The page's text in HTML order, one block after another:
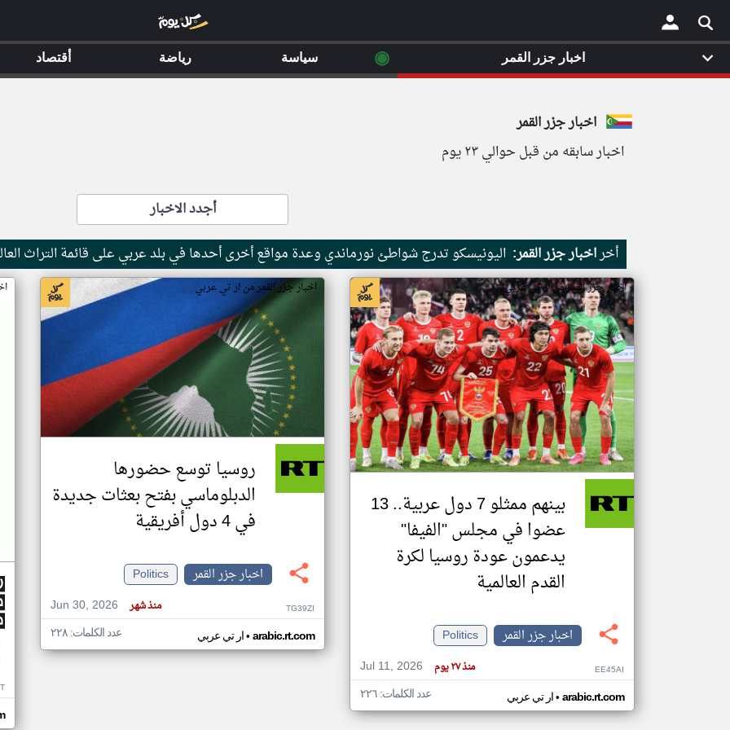
×
اخبار جزر القمر
اخبار سابقه من قبل حوالي ٢٣ يوم
أجدد الاخبار
أخراخبار جزر القمر: اليونيسكو تدرج شواطئ نورماندي وعدة مواقع أخرى أحدها في بلد عربي على قائمة التراث
اخبار جزر القمر من ار تي عربي
بينهم ممثلو 7 دول عربية.. 13
عضوا في مجلس "الفيفا"
يدعمون عودة روسيا لكرة
القدم العالمية
اخبار جزر القمر
Politics
Jul 11, 2026
منذ ٢٧ يوم EE45AI
ار تي عربي• arabic.rt.com عدد الكلمات: ٢٢٦
اخبار جزر القمر من ار تي عربي
روسيا توسع حضورها
الدبلوماسي بفتح بعثات جديدة
في 4 دول أفريقية
اخبار جزر القمر
Politics
Jun 30, 2026
منذ شهر TG39ZI
ار تي عربي• arabic.rt.com عدد الكلمات: ٢٢٨
اخبار جزر القمر ◉ سياسة رياضة أقتصاد